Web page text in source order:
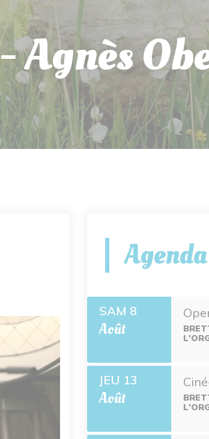
Agnès
Agenda
SAM 8
Août
JEU 13
Août